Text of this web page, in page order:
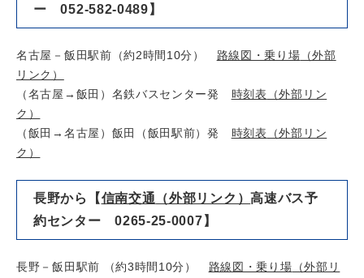
ー 052-582-0489】
名古屋－飯田駅前（約2時間10分） 路線図・乗り場 （外部
リンク）
（名古屋→飯田）名鉄バスセンター発 時刻表
（外部リン
ク）
（飯田→名古屋）飯田（飯田駅前）発 時刻表
（外部リン
ク）
長野から【信南交通 （外部リンク）高速バス予
約センター 0265-25-0007】
長野－飯田駅前 （約3時間10分） 路線図・乗り場 （外部リ